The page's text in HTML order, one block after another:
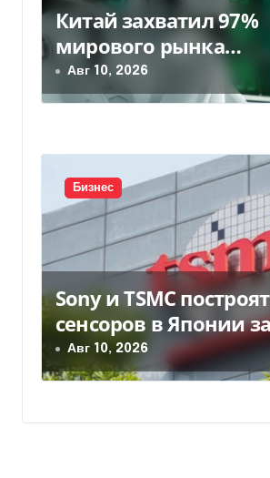
Китай захватил 97%
мирового рынка
гуманоидных роботов
Авг 10, 2026
Бизнес
Sony и TSMC
сенсоров в Японии
млрд
Авг 10, 2026